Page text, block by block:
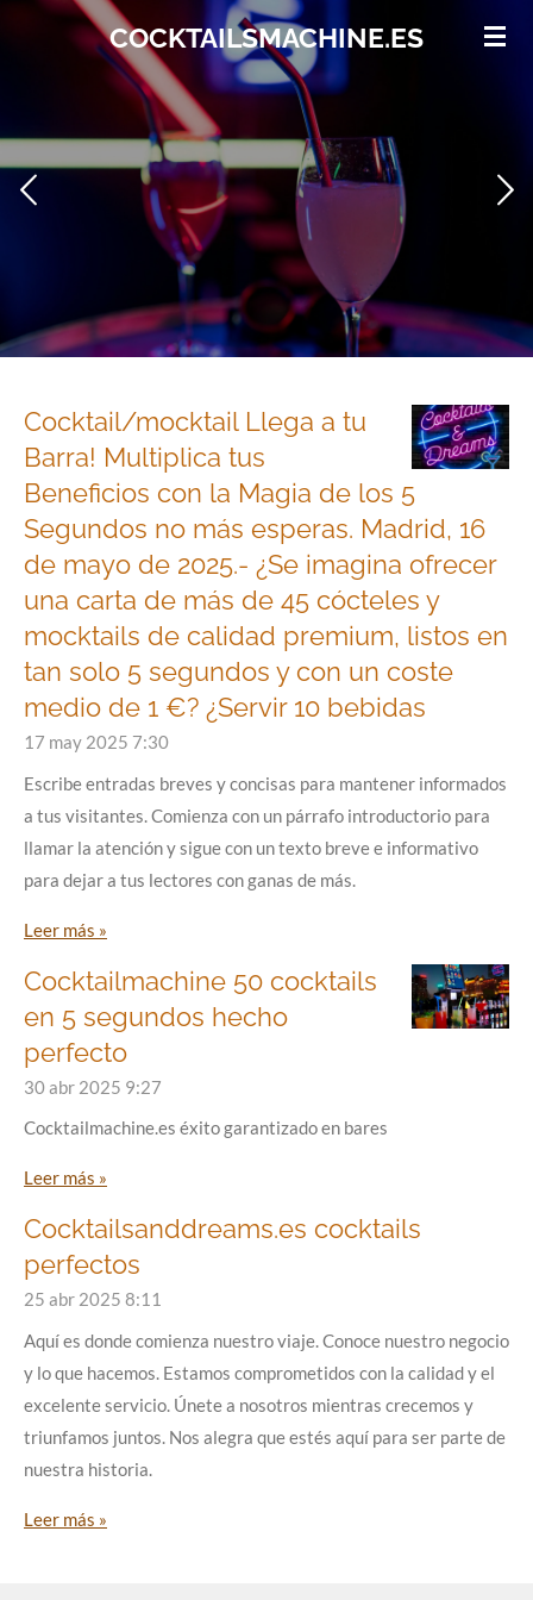
COCKTAILSMACHINE.ES
Cocktail/mocktail Llega a tu
Barra! Multiplica tus
Beneficios con la Magia de los 5
Segundos no más esperas. Madrid, 16
de mayo de 2025.- ¿Se imagina ofrecer
una carta de más de 45 cócteles y
mocktails de calidad premium, listos en
tan solo 5 segundos y con un coste
medio de 1 €? ¿Servir 10 bebidas
17 may 2025 7:30
Escribe entradas breves y concisas para mantener informados
a tus visitantes. Comienza con un párrafo introductorio para
llamar la atención y sigue con un texto breve e informativo
para dejar a tus lectores con ganas de más.
Leer más »
Cocktailmachine 50 cocktails
en 5 segundos hecho
perfecto
30 abr 2025 9:27
Cocktailmachine.es éxito garantizado en bares
Leer más »
Cocktailsanddreams.es cocktails
perfectos
25 abr 2025 8:11
Aquí es donde comienza nuestro viaje. Conoce nuestro negocio
y lo que hacemos. Estamos comprometidos con la calidad y el
excelente servicio. Únete a nosotros mientras crecemos y
triunfamos juntos. Nos alegra que estés aquí para ser parte de
nuestra historia.
Leer más »